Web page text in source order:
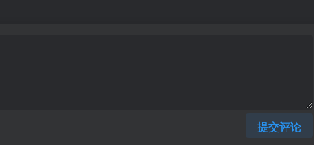
提交评论